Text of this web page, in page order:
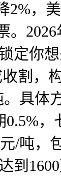
，
。
定你
割，
具
/吨